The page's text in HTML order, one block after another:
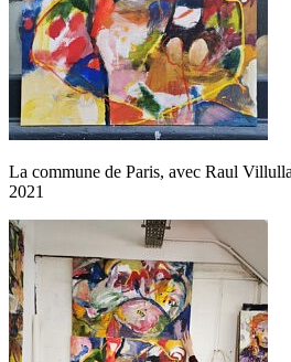
La commune de Paris, avec Raul
2021